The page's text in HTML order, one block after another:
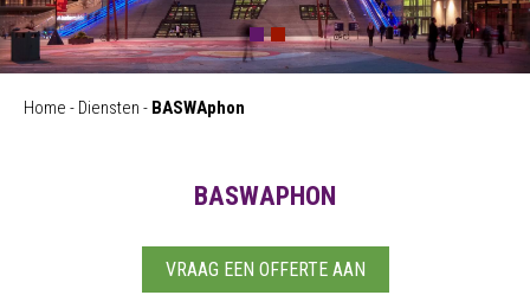
Home - Diensten - BASWAphon
BASWAPHON
VRAAG EEN OFFERTE AAN